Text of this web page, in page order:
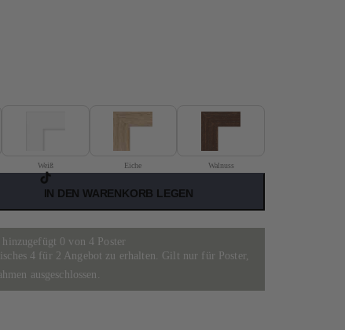
Weiß Eiche Walnuss
IN DEN WARENKORB LEGEN
hinzugefügt 0 von 4 Poster
4 für 2 Angebot zu erhalten. Gilt nur für Poster,
ausgeschlossen.